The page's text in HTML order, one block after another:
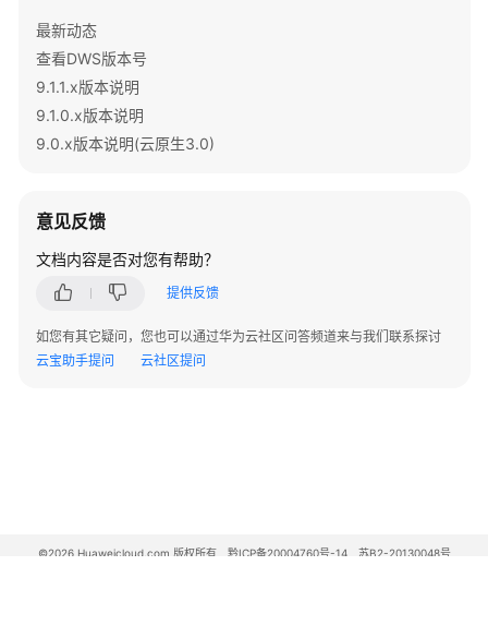
指
南
佳
实
数
据
迁
同
步
最新动态
查看DWS版本号
9.1.1.x版本说明
9.1.0.x版本说明
9.0.x版本说明(云原生3.0)
意见反馈
文档内容是否对您有帮助？
提供反馈
如您有其它疑问，您也可以通过华为云社区问答频道来与我们联系探讨
云宝助手提问
云社区提问
©2026 Huaweicloud.com 版权所有 黔ICP备20004760号-14
苏B2-20130048号